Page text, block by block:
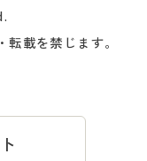
ップ
合載を禁じます。